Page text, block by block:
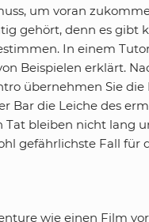
um voran
gehört, denn es gibt
In einem
Beispielen erklärt.
übernehmen Sie
Bar die Leiche des
Tat bleiben nicht lang
gefährlichste Fall
wie einen Film